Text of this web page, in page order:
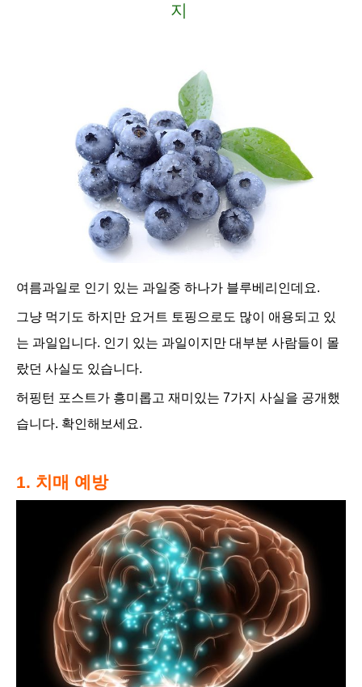
지
여름과일로 인기 있는 과일중 하나가 블루베리인데요.
그냥 먹기도 하지만 요거트 토핑으로도 많이 애용되고 있
는 과일입니다. 인기 있는 과일이지만 대부분 사람들이 몰
랐던 사실도 있습니다.
허핑턴 포스트가 흥미롭고 재미있는 7가지 사실을 공개했
습니다. 확인해보세요.
1. 치매 예방